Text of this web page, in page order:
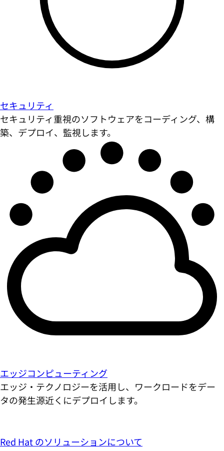
セキュリティ
セキュリティ重視のソフトウェアをコーディング、構
築、デプロイ、監視します。
エッジコンピューティング
エッジ・テクノロジーを活用し、ワークロードをデー
タの発生源近くにデプロイします。
Red Hat のソリューションについて